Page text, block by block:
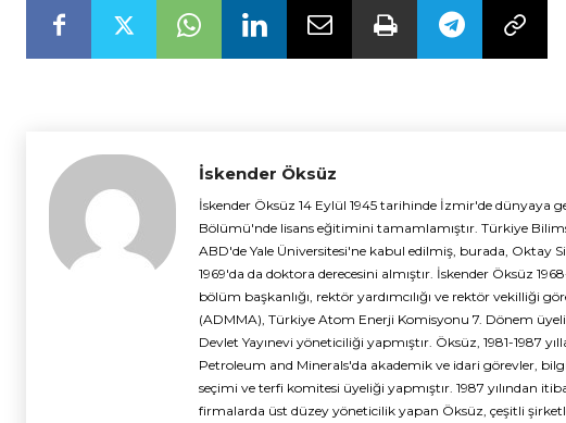
İskender Öksüz
İskender Öksüz 14 Eylül 1945 tarihinde İzmir'de dünyaya
Bölümü'nde lisans eğitimini tamamlamıştır. Türkiye
ABD'de Yale Üniversitesi'ne kabul edilmiş, burada, Oktay
1969'da da doktora derecesini almıştır. İskender Öksüz
bölüm başkanlığı, rektör yardımcılığı ve rektör vekilliği
(ADMMA), Türkiye Atom Enerji Komisyonu 7. Dönem
Devlet Yayınevi yöneticiliği yapmıştır. Öksüz, 1981-1987
Petroleum and Minerals'da akademik ve idari görevler,
seçimi ve terfi komitesi üyeliği yapmıştır. 1987 yılından
firmalarda üst düzey yöneticilik yapan Öksüz, çeşitli